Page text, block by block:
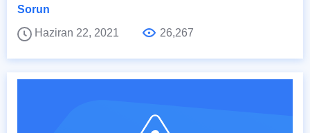
Sorun
Haziran 22, 2021
26,267